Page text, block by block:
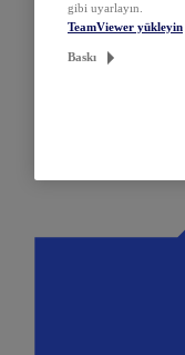
gibi uyarlayın.
TeamViewer yükleyin
Baskı